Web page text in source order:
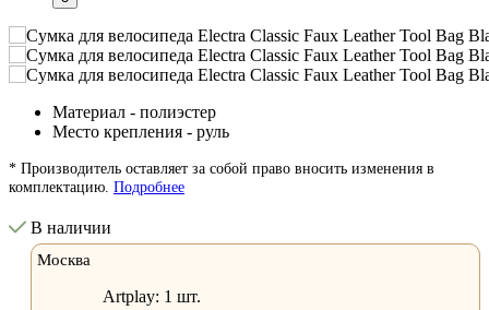
Материал - полиэстер
Место крепления - руль
* Производитель оставляет за собой право вносить изменения в
комплектацию. Подробнее
В наличии
Москва
Artplay: 1 шт.